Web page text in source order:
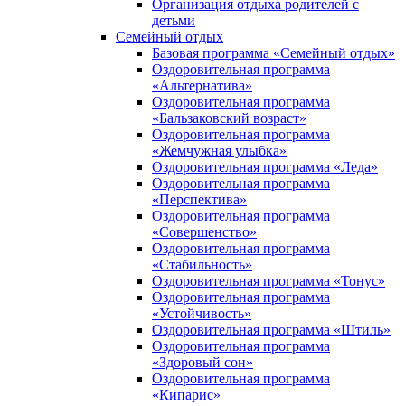
Организация отдыха родителей с
детьми
Семейный отдых
Базовая программа «Семейный отдых»
Оздоровительная программа
«Альтернатива»
Оздоровительная программа
«Бальзаковский возраст»
Оздоровительная программа
«Жемчужная улыбка»
Оздоровительная программа «Леда»
Оздоровительная программа
«Перспектива»
Оздоровительная программа
«Совершенство»
Оздоровительная программа
«Стабильность»
Оздоровительная программа «Тонус»
Оздоровительная программа
«Устойчивость»
Оздоровительная программа «Штиль»
Оздоровительная программа
«Здоровый сон»
Оздоровительная программа
«Кипарис»